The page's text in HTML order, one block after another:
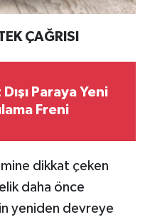
ÇAĞRISI
Dışı Paraya Yeni
Freni
dikkat çeken
daha önce
yeniden devreye